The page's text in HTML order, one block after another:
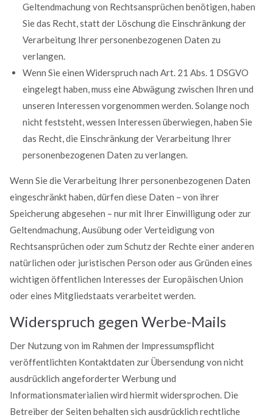
Geltendmachung von Rechtsansprüchen benötigen, haben
Sie das Recht, statt der Löschung die Einschränkung der
Verarbeitung Ihrer personenbezogenen Daten zu
verlangen.
Wenn Sie einen Widerspruch nach Art. 21 Abs. 1 DSGVO
eingelegt haben, muss eine Abwägung zwischen Ihren und
unseren Interessen vorgenommen werden. Solange noch
nicht feststeht, wessen Interessen überwiegen, haben Sie
das Recht, die Einschränkung der Verarbeitung Ihrer
personenbezogenen Daten zu verlangen.
Wenn Sie die Verarbeitung Ihrer personenbezogenen Daten
eingeschränkt haben, dürfen diese Daten – von ihrer
Speicherung abgesehen – nur mit Ihrer Einwilligung oder zur
Geltendmachung, Ausübung oder Verteidigung von
Rechtsansprüchen oder zum Schutz der Rechte einer anderen
natürlichen oder juristischen Person oder aus Gründen eines
wichtigen öffentlichen Interesses der Europäischen Union
oder eines Mitgliedstaats verarbeitet werden.
Widerspruch gegen Werbe-Mails
Der Nutzung von im Rahmen der Impressumspflicht
veröffentlichten Kontaktdaten zur Übersendung von nicht
ausdrücklich angeforderter Werbung und
Informationsmaterialien wird hiermit widersprochen. Die
Betreiber der Seiten behalten sich ausdrücklich rechtliche